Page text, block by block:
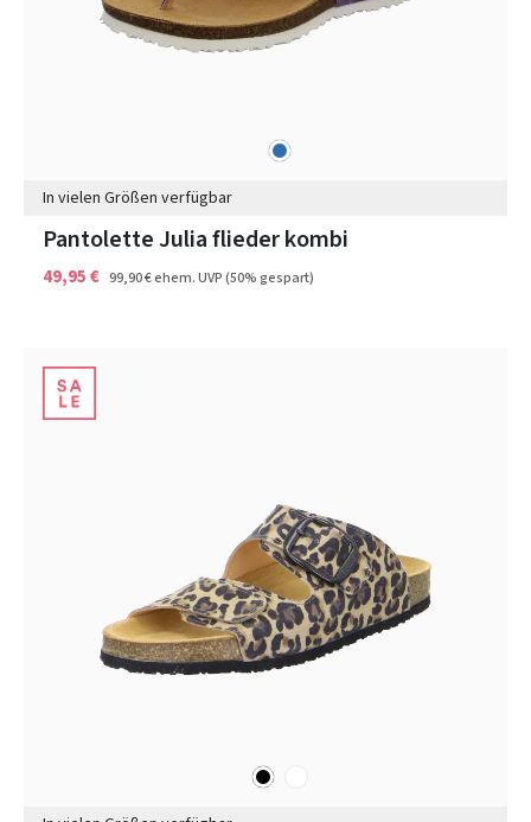
blau
In vielen Größen verfügbar
Pantolette Julia flieder kombi
49,95 € 99,90 €ehem. UVP(50% gespart)
schwarz